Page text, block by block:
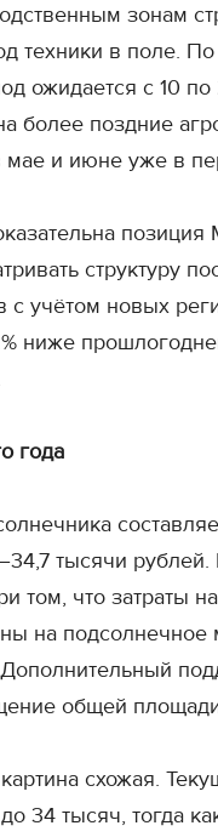
зонам
техники в поле.
ожидается с 10
более поздние
мае и июне уже в
позиция
структуру
с учётом новых
ниже
года
тысячи
том, что затраты
на подсолнечное
общей площади
схожая.
34 тысяч, тогда